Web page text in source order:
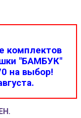
комплектов
"БАМБУК"
на выбор!